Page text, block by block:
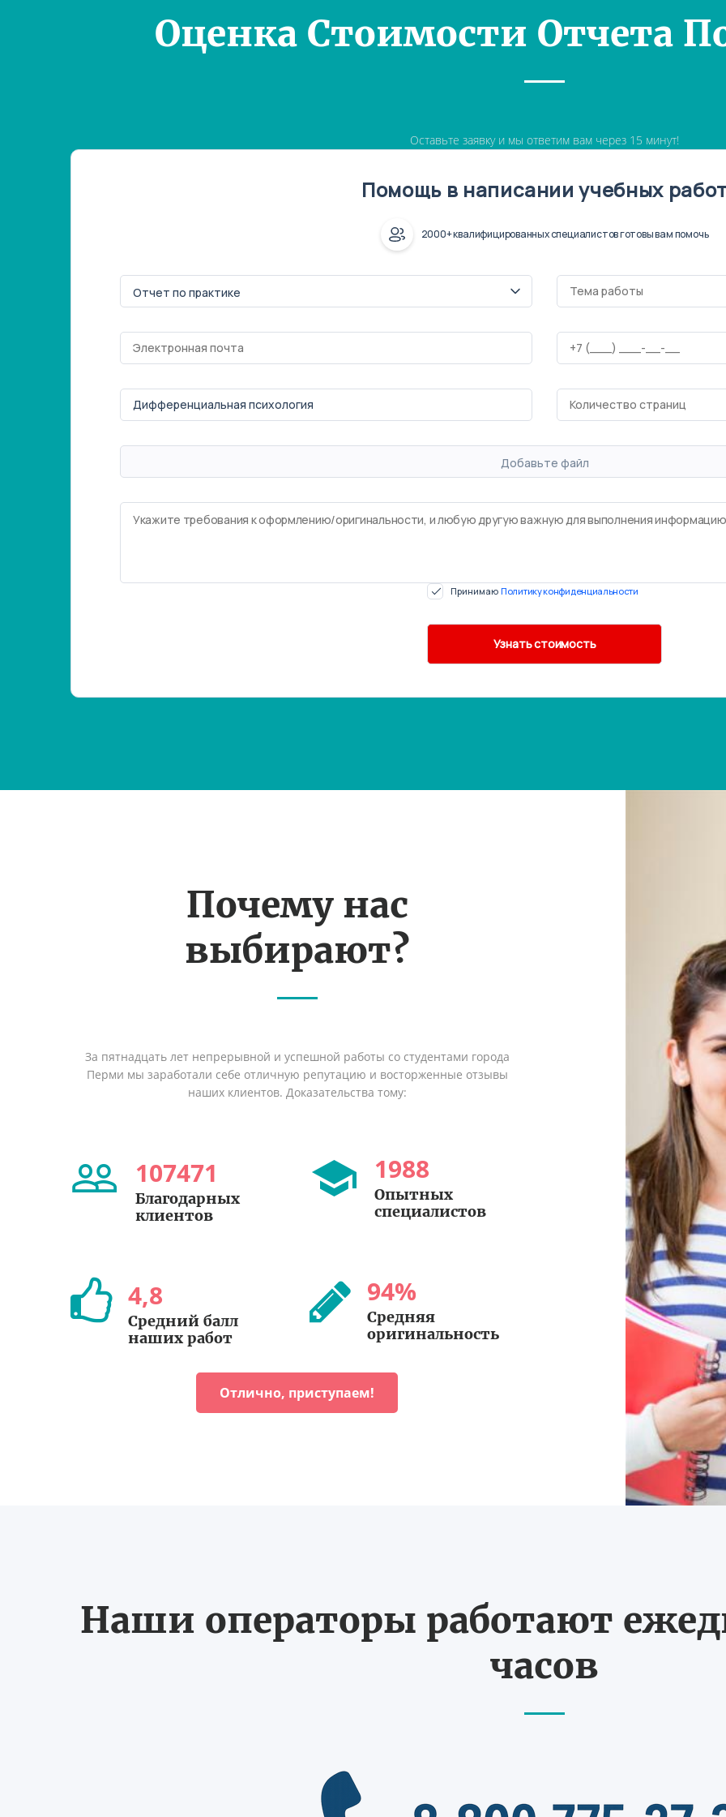
Оценка Стоимости Отчета
Оставьте заявку и мы ответим вам через 15 минут!
Помощь в написании учебных
2000+ квалифицированных специалистов готовы вам помочь
Добавьте файл
Принимаю Политику конфиденциальности
Почему нас
выбирают?
За пятнадцать лет непрерывной и успешной работы со студентами города
Перми мы заработали себе отличную репутацию и восторженные отзывы
наших клиентов. Доказательства тому:
107471
Благодарных
клиентов
1988
Опытных
специалистов
4,8
Средний балл
наших работ
94%
Средняя
оригинальность
Отлично, приступаем!
Наши операторы работают
часов